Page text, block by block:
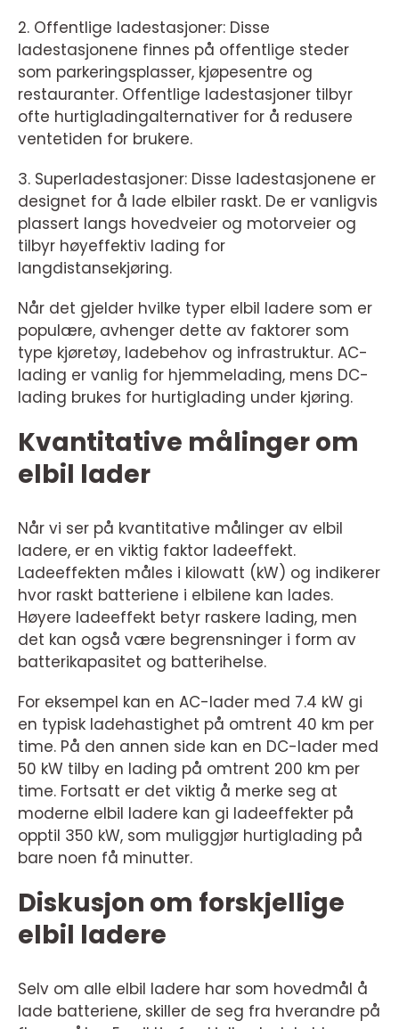
2. Offentlige ladestasjoner: Disse
ladestasjonene finnes på offentlige steder
som parkeringsplasser, kjøpesentre og
restauranter. Offentlige ladestasjoner tilbyr
ofte hurtigladingalternativer for å redusere
ventetiden for brukere.
3. Superladestasjoner: Disse ladestasjonene er
designet for å lade elbiler raskt. De er vanligvis
plassert langs hovedveier og motorveier og
tilbyr høyeffektiv lading for
langdistansekjøring.
Når det gjelder hvilke typer elbil ladere som er
populære, avhenger dette av faktorer som
type kjøretøy, ladebehov og infrastruktur. AC-
lading er vanlig for hjemmelading, mens DC-
lading brukes for hurtiglading under kjøring.
Kvantitative målinger om
elbil lader
Når vi ser på kvantitative målinger av elbil
ladere, er en viktig faktor ladeeffekt.
Ladeeffekten måles i kilowatt (kW) og indikerer
hvor raskt batteriene i elbilene kan lades.
Høyere ladeeffekt betyr raskere lading, men
det kan også være begrensninger i form av
batterikapasitet og batterihelse.
For eksempel kan en AC-lader med 7.4 kW gi
en typisk ladehastighet på omtrent 40 km per
time. På den annen side kan en DC-lader med
50 kW tilby en lading på omtrent 200 km per
time. Fortsatt er det viktig å merke seg at
moderne elbil ladere kan gi ladeeffekter på
opptil 350 kW, som muliggjør hurtiglading på
bare noen få minutter.
Diskusjon om forskjellige
elbil ladere
Selv om alle elbil ladere har som hovedmål å
lade batteriene, skiller de seg fra hverandre på